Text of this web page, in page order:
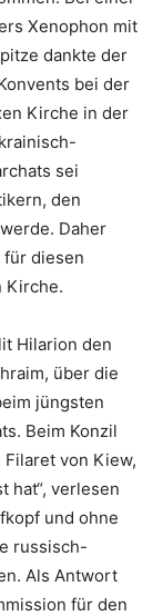
Xenophon mit
dankte der
bei der
Kirche in der
sei
den
Daher
diesen
Kirche.
Hilarion den
über die
jüngsten
Beim Konzil
von Kiew,
hat“, verlesen
und ohne
russisch-
Als Antwort
für den